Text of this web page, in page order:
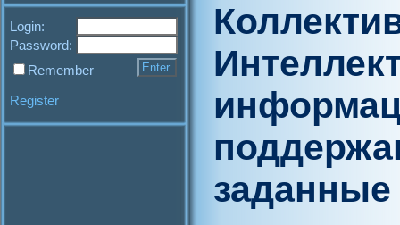
Login:
Password:
Remember
Register